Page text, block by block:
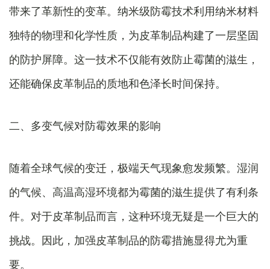
带来了革新性的变革。纳米级防霉技术利用纳米材料
独特的物理和化学性质，为皮革制品构建了一层坚固
的防护屏障。这一技术不仅能有效防止霉菌的滋生，
还能确保皮革制品的质地和色泽长时间保持。
二、多变气候对防霉效果的影响
随着全球气候的变迁，极端天气现象愈发频繁。湿润
的气候、高温高湿环境都为霉菌的滋生提供了有利条
件。对于皮革制品而言，这种环境无疑是一个巨大的
挑战。因此，加强皮革制品的防霉措施显得尤为重
要。